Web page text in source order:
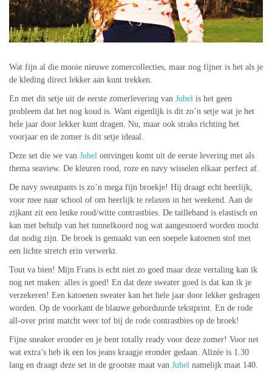
Wat fijn al die mooie nieuwe zomercollecties, maar nog fijner is het als je
de kleding direct lekker aan kunt trekken.
En met dit setje uit de eerste zomerlevering van Jubel is het geen
probleem dat het nog koud is. Want eigenlijk is dit zo’n setje wat je het
hele jaar door lekker kunt dragen. Nu, maar ook straks richting het
voorjaar en de zomer is dit setje ideaal.
Deze set die we van Jubel ontvingen komt uit de eerste levering met als
thema seaview. De kleuren rood, roze en navy wisselen elkaar perfect af.
De navy sweatpants is zo’n mega fijn broekje! Hij draagt echt heerlijk,
voor mee naar school of om heerlijk te relaxen in het weekend. Aan de
zijkant zit een leuke rood/witte contrastbies. De tailleband is elastisch en
kan met behulp van het tunnelkoord nog wat aangesnoerd worden mocht
dat nodig zijn. De broek is gemaakt van een soepele katoenen stof met
een lichte stretch erin verwerkt.
Tout va bien! Mijn Frans is echt niet zo goed maar deze vertaling kan ik
nog net maken: alles is goed! En dat deze sweater goed is dat kan ik je
verzekeren! Een katoenen sweater kan het hele jaar door lekker gedragen
worden. Op de voorkant de blauwe geborduurde tekstprint. En de rode
all-over print matcht weer tof bij de rode contrastbies op de broek!
Fijne sneaker eronder en je bent totally ready voor deze zomer! Voor net
wat extra’s heb ik een los jeans kraagje eronder gedaan. Alizée is 1.30
lang en draagt deze set in de grootste maat van Jubel namelijk maat 140.